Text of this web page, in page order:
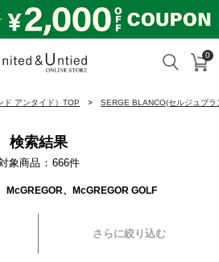
検索 カ
0
ド アンタイド）TOP SERGE BLANCO(セルジュブ
検索結果
象商品 666件
McGREGOR、McGREGOR GOLF
さらに絞り込む